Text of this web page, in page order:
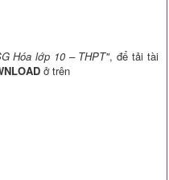
Hóa lớp 10 – THPT", để tải tài
ở trên